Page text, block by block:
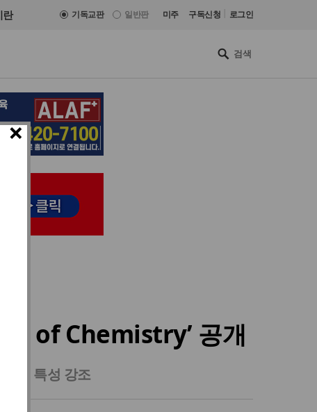
란 기독교판 일반판 미주 구독신청 로그인
×
of Chemistry’ 공개
의 특성 강조